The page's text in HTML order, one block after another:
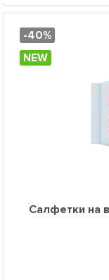
-40%
NEW
Салфетки на